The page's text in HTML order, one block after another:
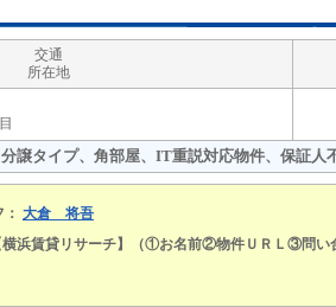
交通
所在地
譲タイプ、角部屋、IT重説対応物件、保証人
大倉 将吾
浜賃貸リサーチ】（①お名前②物件ＵＲＬ③問い